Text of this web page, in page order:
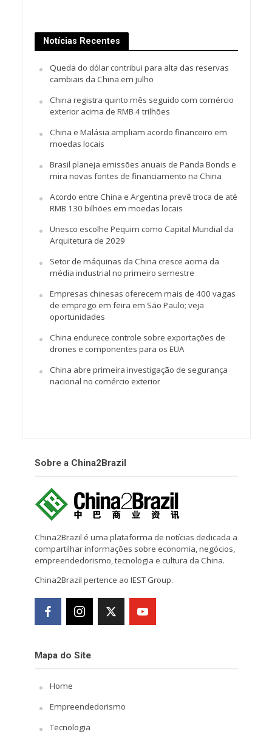
Notícias Recentes
Queda do dólar contribui para alta das reservas
cambiais da China em julho
China registra quinto mês seguido com comércio
exterior acima de RMB 4 trilhões
China e Malásia ampliam acordo financeiro em
moedas locais
Brasil planeja emissões anuais de Panda Bonds e
mira novas fontes de financiamento na China
Acordo entre China e Argentina prevê troca de até
RMB 130 bilhões em moedas locais
Unesco escolhe Pequim como Capital Mundial da
Arquitetura de 2029
Setor de máquinas da China cresce acima da
média industrial no primeiro semestre
Empresas chinesas oferecem mais de 400 vagas
de emprego em feira em São Paulo; veja
oportunidades
China endurece controle sobre exportações de
drones e componentes para os EUA
China abre primeira investigação de segurança
nacional no comércio exterior
Sobre a China2Brazil
China2Brazil é uma plataforma de notícias dedicada a
compartilhar informações sobre economia, negócios,
empreendedorismo, tecnologia e cultura da China.
China2Brazil pertence ao IEST Group.
Mapa do Site
Home
Empreendedorismo
Tecnologia